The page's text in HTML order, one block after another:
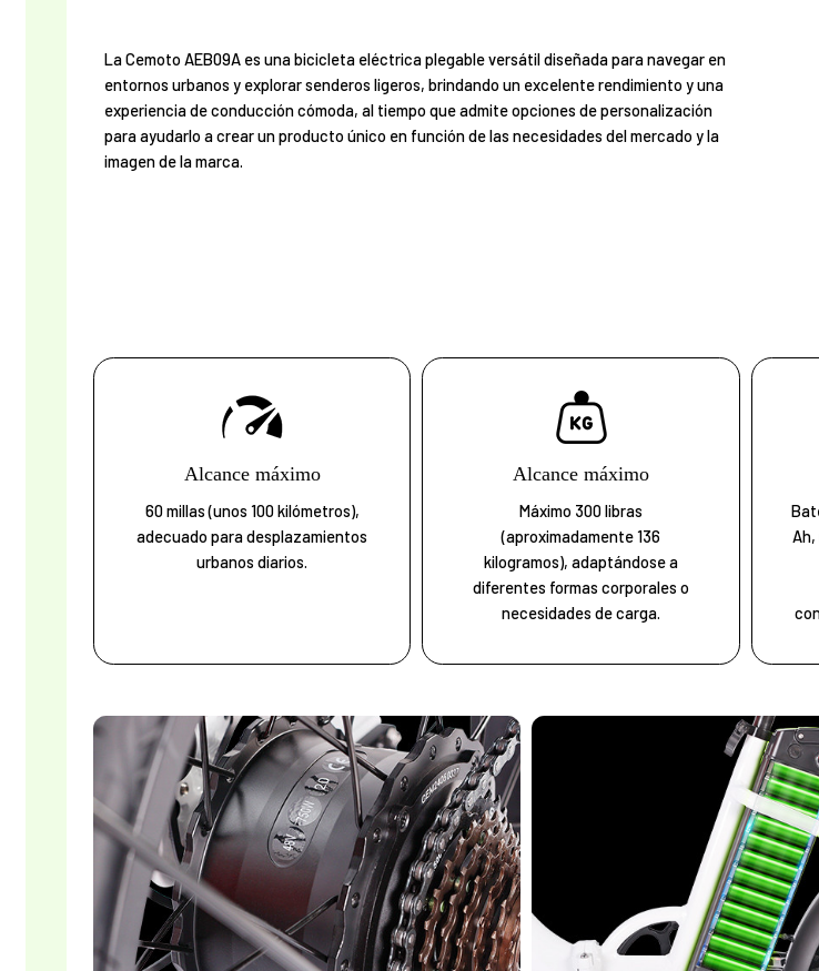
La Cemoto AEB09A es una bicicleta eléctrica plegable versátil diseñada para navegar en
entornos urbanos y explorar senderos ligeros, brindando un excelente rendimiento y una
experiencia de conducción cómoda, al tiempo que admite opciones de personalización
para ayudarlo a crear un producto único en función de las necesidades del mercado y la
imagen de la marca.
Alcance máximo
60 millas (unos 100 kilómetros),
adecuado para desplazamientos
urbanos diarios.
Alcance máximo
Máximo 300 libras
(aproximadamente 136
kilogramos), adaptándose a
diferentes formas corporales o
necesidades de carga.
Ah,